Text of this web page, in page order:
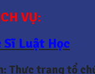
VỤ:
Sĩ Luật Học
Thực trạng tổ